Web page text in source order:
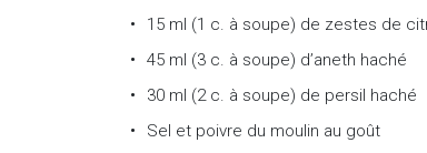
15 ml (1 c. à soupe) de zestes de
45 ml (3 c. à soupe) d’aneth haché
30 ml (2 c. à soupe) de persil haché
Sel et poivre du moulin au goût